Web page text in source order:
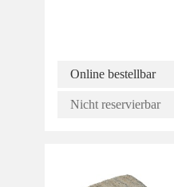
Online bestellbar
Nicht reservierbar